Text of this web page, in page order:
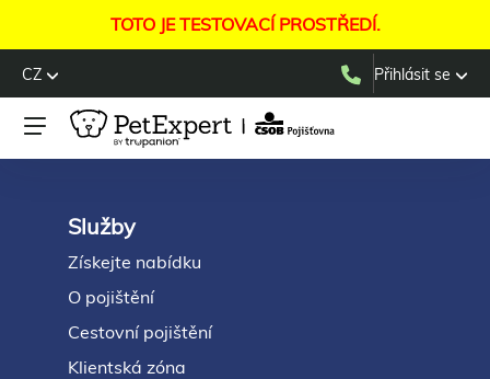
TOTO JE TESTOVACÍ PROSTŘEDÍ.
CZ Přihlásit se
Footer
Služby
Získejte nabídku
O pojištění
Cestovní pojištění
Klientská zóna